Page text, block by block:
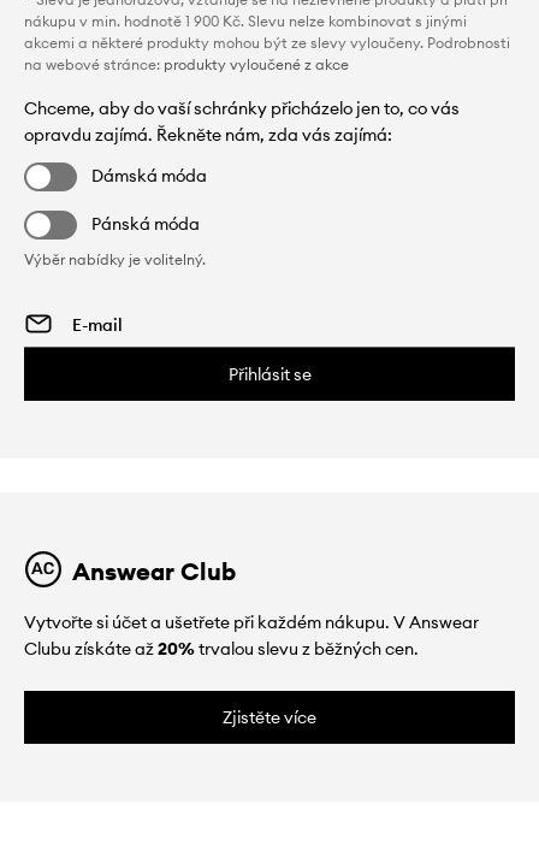
nákupu v min. hodnotě 1 900 Kč. Slevu nelze kombinovat s jinými
akcemi a některé produkty mohou být ze slevy vyloučeny. Podrobnosti
na webové stránce: produkty vyloučené z akce
Chceme, aby do vaší schránky přicházelo jen to, co vás
opravdu zajímá. Řekněte nám, zda vás zajímá:
Dámská móda
Pánská móda
Výběr nabídky je volitelný.
Přihlásit se
Answear Club
Vytvořte si účet a ušetřete při každém nákupu. V Answear
Clubu získáte až20%trvalou slevu z běžných cen.
Zjistěte více